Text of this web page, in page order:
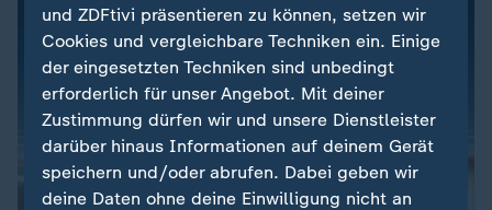
und ZDFtivi präsentieren zu können, setzen wir
Cookies und vergleichbare Techniken ein. Einige
der eingesetzten Techniken sind unbedingt
erforderlich für unser Angebot. Mit deiner
Zustimmung dürfen wir und unsere Dienstleister
darüber hinaus Informationen auf deinem Gerät
speichern und/oder abrufen. Dabei geben wir
deine Daten ohne deine Einwilligung nicht an